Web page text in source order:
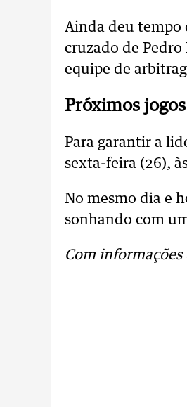
Ainda deu tempo
cruzado de
equipe de
Próximos jogos
Para garantir a
sexta-feira (26),
No mesmo dia e
sonhando com
Com informações